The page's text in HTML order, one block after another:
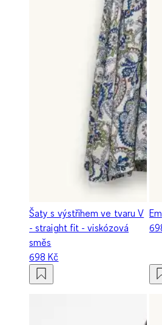
Šaty s výstřihem ve tvaru V
- straight fit - viskózová
směs
698 Kč